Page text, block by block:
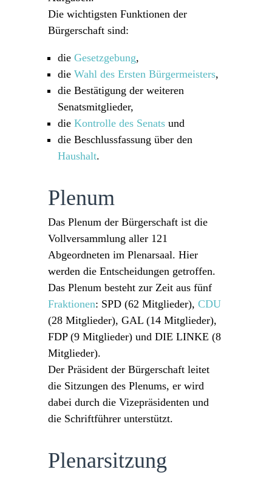
Die wichtigsten Funktionen der
Bürgerschaft sind:
die Gesetzgebung,
die Wahl des Ersten Bürgermeisters,
die Bestätigung der weiteren
Senatsmitglieder,
die Kontrolle des Senatsund
die Beschlussfassung über den
Haushalt.
Plenum
Das Plenum der Bürgerschaft ist die
Vollversammlung aller 121
Abgeordneten im Plenarsaal. Hier
werden die Entscheidungen getroffen.
Das Plenum besteht zur Zeit aus fünf
Fraktionen: SPD (62 Mitglieder), CDU
(28 Mitglieder), GAL (14 Mitglieder),
FDP (9 Mitglieder) und DIE LINKE (8
Mitglieder).
Der Präsident der Bürgerschaft leitet
die Sitzungen des Plenums, er wird
dabei durch die Vizepräsidenten und
die Schriftführer unterstützt.
Plenarsitzung